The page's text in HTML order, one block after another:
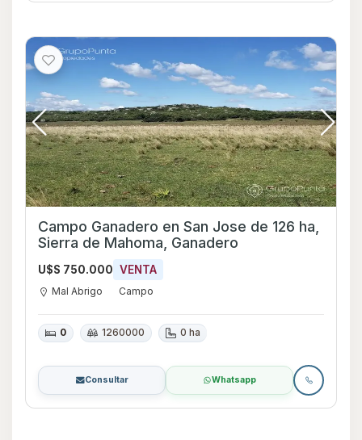
Campo Ganadero en San Jose de 126 ha,
Sierra de Mahoma, Ganadero
U$S 750.000 VENTA
Mal Abrigo Campo
0 1260000 0 ha
Consultar Whatsapp